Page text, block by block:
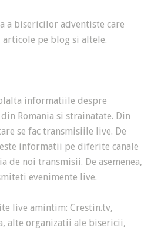
a bisericilor adventiste care
pe blog si altele.
informatiile despre
Romania si strainatate. Din
se fac transmisiile live. De
informatii pe diferite canale
de noi transmisii. De asemenea,
evenimente live.
live amintim: Crestin.tv,
alte organizatii ale bisericii,